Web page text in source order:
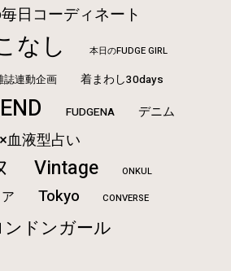
日コーディネート
なし 本日のFUDGE GIRL
誌連動企画 着まわし30days
FUDGENA デニム
血液型占い
Vintage ONKUL
Tokyo CONVERSE
ンドンガール